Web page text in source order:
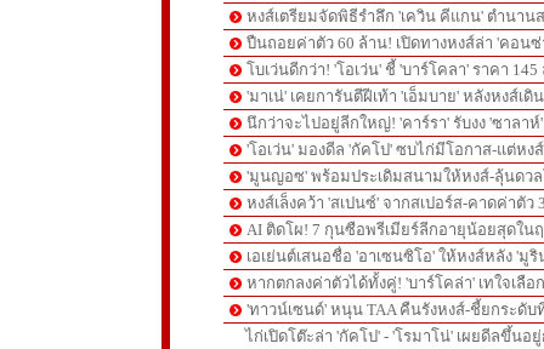
หงส์เตรียมจัดพิธีรำลึก 'เควิน คีแกน' ตำนาน
ปืนถอยค่าตัว 60 ล้าน! เปิดทางหงส์ล่า 'คอนซ่
โบเว่นดีกว่า! 'โอเว่น' ชี้ 'บาร์โคลา' ราคา
'มาเน่' เคยการันตีฝีเท้า 'เอ็มบาย' หลังหงส์เดิ
นึกว่าจะไปอยู่ลีกใหญ่! 'คาร์รา' รับงง 'ซาลา
'โอเว่น' มองดีล 'กัคโป' ซบไก่มีโอกาส-แต่ห
'มูนญอซ' พร้อมประเดิมสนามให้หงส์-ลุ้นดว
หงส์เล็งคว้า 'สเปนซ์' จากสเปอร์ส-คาดค่าตัว
AI ติดโผ! 7 กุนซือพรีเมียร์ลีกอายุน้อยสุดใน
เอเย่นต์เสนอชื่อ 'อาเซนซิโอ' ให้หงส์หลัง 'มู
หากตกลงค่าตัวได้ทั้งคู่! 'บาร์โคล่า' เทใจเลือ
'ทาวน์เซนด์' หนุน TAA คืนรังหงส์-ชี้ยกระดั
ไก่เปิดโต๊ะล่า 'กัคโป' - 'โรมาโน่' เผยดีลขึ้นอ